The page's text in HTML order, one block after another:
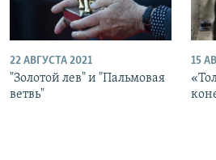
22 АВГУСТА 2021
"Золотой лев" и "Пальмовая
ветвь"
15